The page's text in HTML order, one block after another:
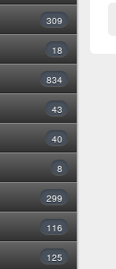
309
18
834
43
40
8
299
116
125